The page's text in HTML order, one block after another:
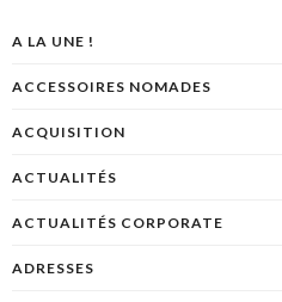
A LA UNE !
ACCESSOIRES NOMADES
ACQUISITION
ACTUALITÉS
ACTUALITÉS CORPORATE
ADRESSES